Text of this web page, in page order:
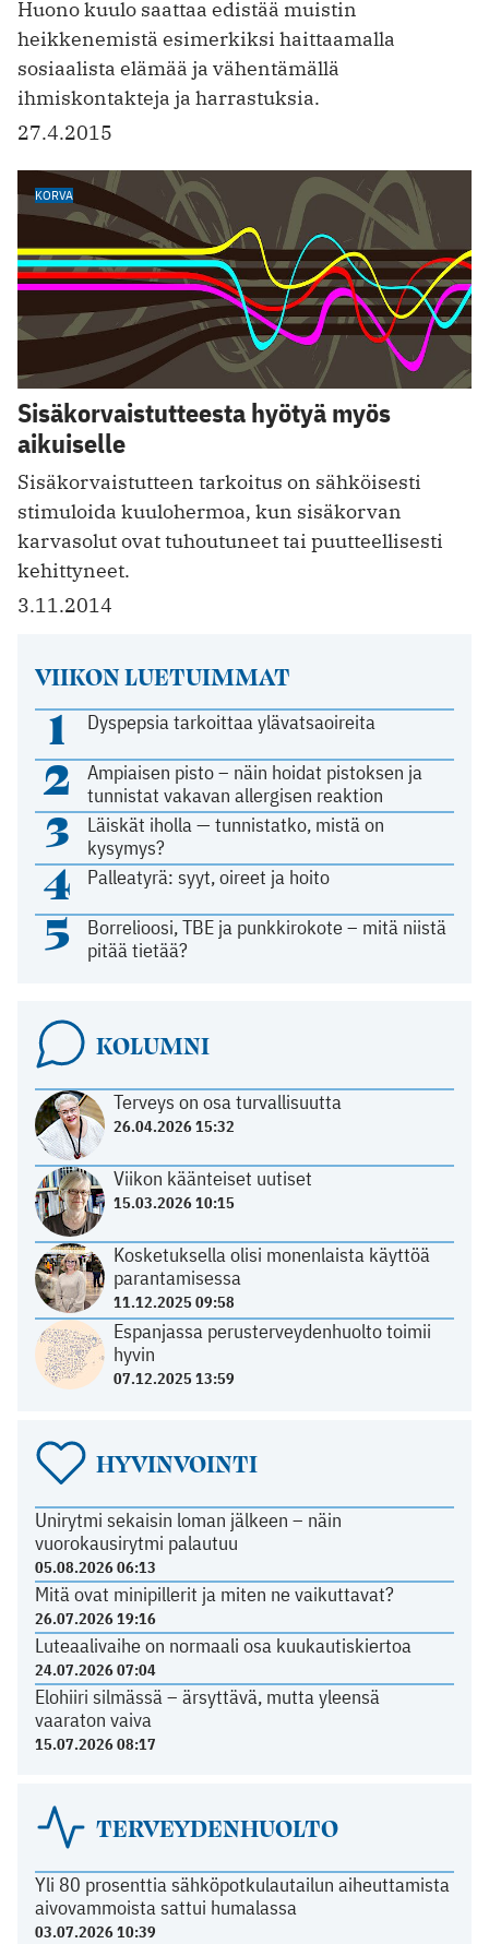
Huono kuulo saattaa edistää muistin
heikkenemistä esimerkiksi haittaamalla
sosiaalista elämää ja vähentämällä
ihmiskontakteja ja harrastuksia.
27.4.2015
KORVA
Sisäkorvaistutteesta hyötyä myös
aikuiselle
Sisäkorvaistutteen tarkoitus on sähköisesti
stimuloida kuulohermoa, kun sisäkorvan
karvasolut ovat tuhoutuneet tai puutteellisesti
kehittyneet.
3.11.2014
VIIKON LUETUIMMAT
1 Dyspepsia tarkoittaa ylävatsaoireita
2
Ampiaisen pisto – näin hoidat pistoksen ja
tunnistat vakavan allergisen reaktion
3
Läiskät iholla — tunnistatko, mistä on
kysymys?
4 Palleatyrä: syyt, oireet ja hoito
5
Borrelioosi, TBE ja punkkirokote – mitä niistä
pitää tietää?
KOLUMNI
Terveys on osa turvallisuutta
26.04.2026 15:32
Viikon käänteiset uutiset
15.03.2026 10:15
Kosketuksella olisi monenlaista käyttöä
parantamisessa
11.12.2025 09:58
Espanjassa perusterveydenhuolto toimii
hyvin
07.12.2025 13:59
HYVINVOINTI
Unirytmi sekaisin loman jälkeen – näin
vuorokausirytmi palautuu
05.08.2026 06:13
Mitä ovat minipillerit ja miten ne vaikuttavat?
26.07.2026 19:16
Luteaalivaihe on normaali osa kuukautiskiertoa
24.07.2026 07:04
Elohiiri silmässä – ärsyttävä, mutta yleensä
vaaraton vaiva
15.07.2026 08:17
TERVEYDENHUOLTO
Yli 80 prosenttia sähköpotkulautailun aiheuttamista
aivovammoista sattui humalassa
03.07.2026 10:39